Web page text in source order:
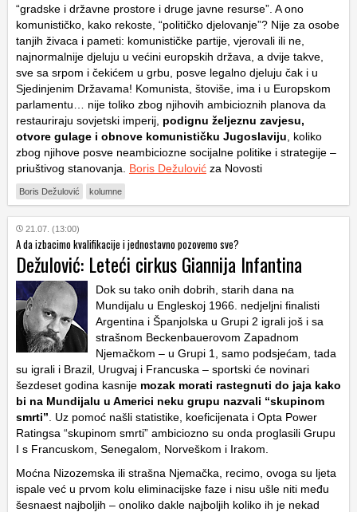
“gradske i državne prostore i druge javne resurse”. A ono
komunističko, kako rekoste, “političko djelovanje”? Nije za osobe
tanjih živaca i pameti: komunističke partije, vjerovali ili ne,
najnormalnije djeluju u većini europskih država, a dvije takve,
sve sa srpom i čekićem u grbu, posve legalno djeluju čak i u
Sjedinjenim Državama! Komunista, štoviše, ima i u Europskom
parlamentu… nije toliko zbog njihovih ambicioznih planova da
restauriraju sovjetski imperij, podignu željeznu zavjesu,
otvore gulage i obnove komunističku Jugoslaviju , koliko
zbog njihove posve neambiciozne socijalne politike i strategije –
priuštivog stanovanja. Boris Dežulović za Novosti
Boris Dežulović kolumne
21.07. (13:00)
A da izbacimo kvalifikacije i jednostavno pozovemo sve?
Dežulović: Leteći cirkus Giannija Infantina
Dok su tako onih dobrih, starih dana na
Mundijalu u Engleskoj 1966. nedjeljni finalisti
Argentina i Španjolska u Grupi 2 igrali još i sa
strašnom Beckenbauerovom Zapadnom
Njemačkom – u Grupi 1, samo podsjećam, tada
su igrali i Brazil, Urugvaj i Francuska – sportski će novinari
šezdeset godina kasnije mozak morati rastegnuti do jaja kako
bi na Mundijalu u Americi neku grupu nazvali “skupinom
smrti” . Uz pomoć našli statistike, koeficijenata i Opta Power
Ratingsa “skupinom smrti” ambiciozno su onda proglasili Grupu
I s Francuskom, Senegalom, Norveškom i Irakom.
Moćna Nizozemska ili strašna Njemačka, recimo, ovoga su ljeta
ispale već u prvom kolu eliminacijske faze i nisu ušle niti među
šesnaest najboljih – onoliko dakle najboljih koliko ih je nekad